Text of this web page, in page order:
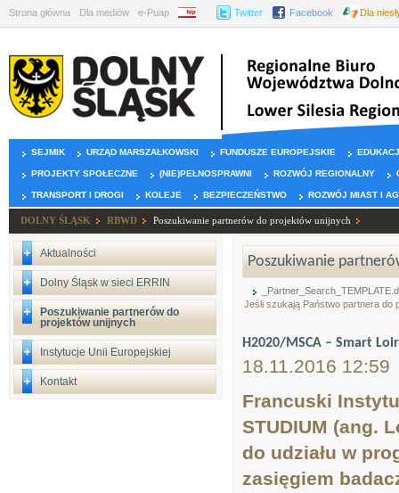
Strona główna Dla mediów e-Puap BIP Twitter Facebook Dla
SEJMIK URZĄD MARSZAŁKOWSKI FUNDUSZE EUROPEJSKIE
PROJEKTY SPOŁECZNE (NIE)PEŁNOSPRAWNI ROZWÓJ REGIONALNY
TRANSPORT I DROGI KOLEJE BEZPIECZEŃSTWO ROZWÓJ MIAST I
DOLNY ŚLĄSK RBWD Poszukiwanie partnerów do projektów unijnych
Aktualności
Dolny Śląsk w sieci ERRIN
Poszukiwanie partnerów do
projektów unijnych
Instytucje Unii Europejskiej
Kontakt
Poszukiwanie
Jeśli szukają Państwo partnera do
H2020/MSCA – Smart
18.11.2016 12:59
Francuski
STUDIUM (ang.
do udziału w
zasięgiem